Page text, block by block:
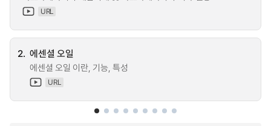
URL
2. 에센셜 오일
에센셜 오일 이란, 기능, 특성
URL